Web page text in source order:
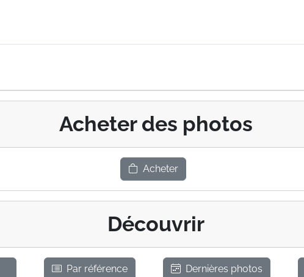
Acheter des photos
Acheter
Découvrir
Par référence Dernières photos